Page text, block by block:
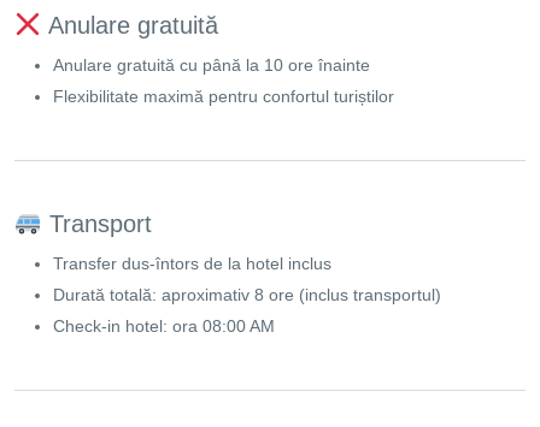
Anulare gratuită
Anulare gratuită cu până la 10 ore înainte
Flexibilitate maximă pentru confortul turiștilor
Transport
Transfer dus-întors de la hotel inclus
Durată totală: aproximativ 8 ore (inclus transportul)
Check-in hotel: ora 08:00 AM